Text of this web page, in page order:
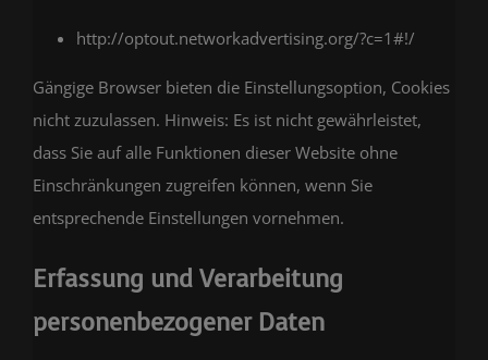
http://optout.networkadvertising.org/?c=1#!/
Gängige Browser bieten die Einstellungsoption, Cookies
nicht zuzulassen. Hinweis: Es ist nicht gewährleistet,
dass Sie auf alle Funktionen dieser Website ohne
Einschränkungen zugreifen können, wenn Sie
entsprechende Einstellungen vornehmen.
Erfassung und Verarbeitung
personenbezogener Daten